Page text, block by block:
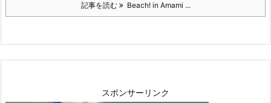
記事を読む Beach! in Amami ...
スポンサーリンク